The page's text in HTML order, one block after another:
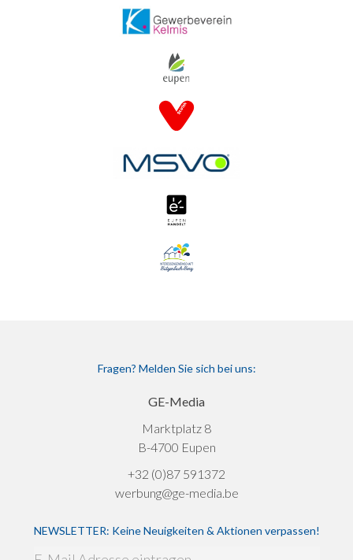
Fragen? Melden Sie sich bei uns:
GE-Media
Marktplatz 8
B-4700 Eupen
+32 (0)87 591372
werbung@ge-media.be
NEWSLETTER: Keine Neuigkeiten & Aktionen verpassen!